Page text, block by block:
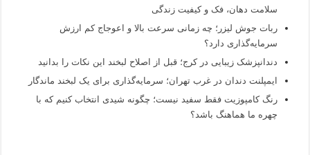
سلامت دهان، فک و کیفیت زندگی
ربات جوش لیزر؛ چه زمانی سرعت بالا و اعوجاج کم ارزش
سرمایه‌گذاری دارد؟
دندانپزشک زیبایی در کرج؛ قبل از اصلاح لبخند این نکات را بدانید
ایمپلنت دندان در غرب تهران؛ سرمایه‌گذاری برای یک لبخند ماندگار
رنگ کامپوزیت فقط سفید نیست؛ چگونه شیدی انتخاب کنیم که با
چهره ما هماهنگ باشد؟